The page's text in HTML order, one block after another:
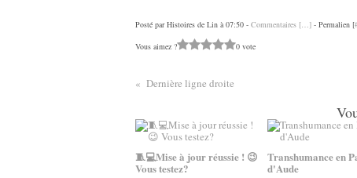
Posté par Histoires de Lin à 07:50 - Commentaires […] - Permalien [
Vous aimez ?
0 vote
Dernière ligne droite
🧵💻Mise à jour réussie ! 😉
Vous testez?
Transhumance en
d'Aude